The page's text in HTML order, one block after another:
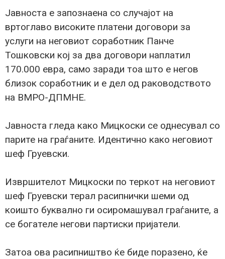
Јавноста е запознаена со случајот на
вртоглаво високите платени договори за
услуги на неговиот соработник Панче
Тошковски кој за два договори наплатил
170.000 евра, само заради тоа што е негов
близок соработник и е дел од раководството
на ВМРО-ДПМНЕ.
Јавноста гледа како Мицкоски се однесувал со
парите на граѓаните. Идентично како неговиот
шеф Груевски.
Извршителот Мицкоски по теркот на неговиот
шеф Груевски терал расипнички шеми од
коишто буквално ги осиромашувал граѓаните, а
се богателе негови партиски пријатели.
Затоа ова расипништво ќе биде поразено, ќе